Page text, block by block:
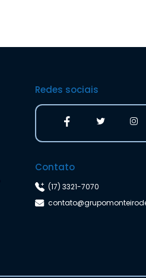
Redes sociais
Contato
(17) 3321-7070